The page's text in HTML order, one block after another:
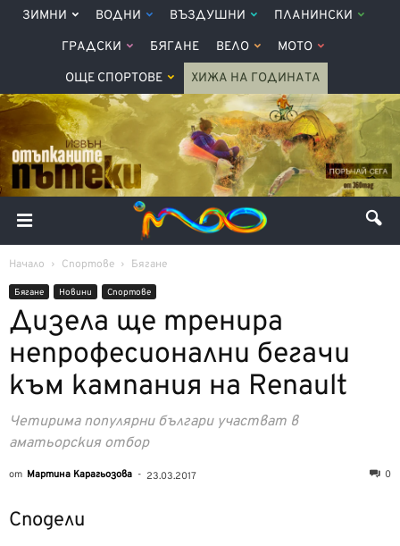
ЗИМНИ ВОДНИ ВЪЗДУШНИ ПЛАНИНСКИ
ГРАДСКИ БЯГАНЕ ВЕЛО МОТО
ОЩЕ СПОРТОВЕ ХИЖА НА ГОДИНАТА
Начало Спортове Бягане
Бягане Новини Спортове
Дизела ще тренира
непрофесионални бегачи
към кампания на Renault
Четирима популярни българи участват в
аматьорския отбор
от Мартина Карагьозова - 23.03.2017 0
Сподели